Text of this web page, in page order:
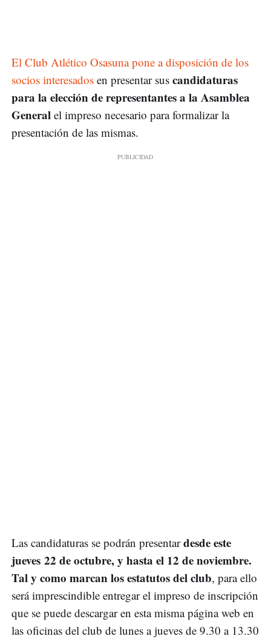
El Club Atlético Osasuna pone a disposición de los
socios interesados en presentar sus candidaturas
para la elección de representantes a la Asamblea
General el impreso necesario para formalizar la
presentación de las mismas.
Las candidaturas se podrán presentardesde este
jueves 22 de octubre, y hasta el 12 de noviembre.
Tal y como marcan los estatutos del club, para ello
será imprescindible entregar el impreso de inscripción
que se puede descargar en esta misma página web en
las oficinas del club de lunes a jueves de 9.30 a 13.30